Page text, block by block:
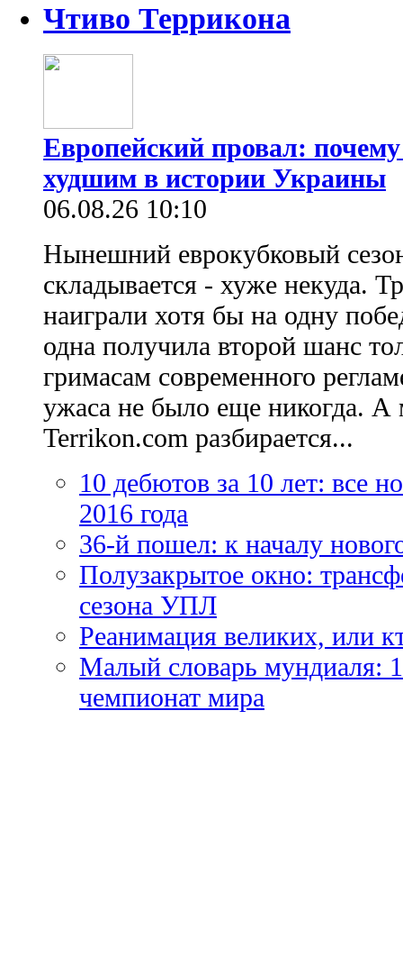
Чтиво Террикона
Европейский провал:
худшим в истории Украины
06.08.26 10:10
Нынешний еврокубковый
складывается - хуже некуда.
наиграли хотя бы на одну
одна получила второй шанс
гримасам современного
ужаса не было еще никогда. А
Terrikon.com разбирается...
10 дебютов за 10 лет: все
2016 года
36-й пошел: к началу
Полузакрытое окно:
сезона УПЛ
Реанимация великих, или
Малый словарь мундиаля:
чемпионат мира